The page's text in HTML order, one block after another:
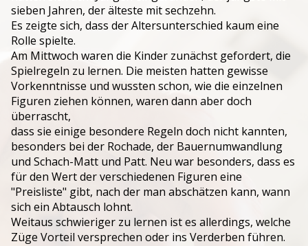
sieben Jahren, der älteste mit sechzehn.
Es zeigte sich, dass der Altersunterschied kaum eine
Rolle spielte.
Am Mittwoch waren die Kinder zunächst gefordert, die
Spielregeln zu lernen. Die meisten hatten gewisse
Vorkenntnisse und wussten schon, wie die einzelnen
Figuren ziehen können, waren dann aber doch
überrascht,
dass sie einige besondere Regeln doch nicht kannten,
besonders bei der Rochade, der Bauernumwandlung
und Schach-Matt und Patt. Neu war besonders, dass es
für den Wert der verschiedenen Figuren eine
"Preisliste" gibt, nach der man abschätzen kann, wann
sich ein Abtausch lohnt.
Weitaus schwieriger zu lernen ist es allerdings, welche
Züge Vorteil versprechen oder ins Verderben führen.